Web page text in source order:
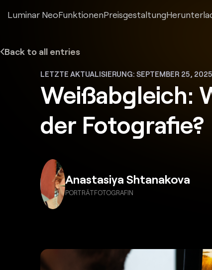
Luminar NeoFunktionenPreisgestaltung
Back to all entries
LETZTE AKTUALISIERUNG: SEPTEMBER 25, 2025
Weißabgleich:
der Fotografie?
Anastasiya Shtanakova
PORTRÄTFOTOGRAFIN